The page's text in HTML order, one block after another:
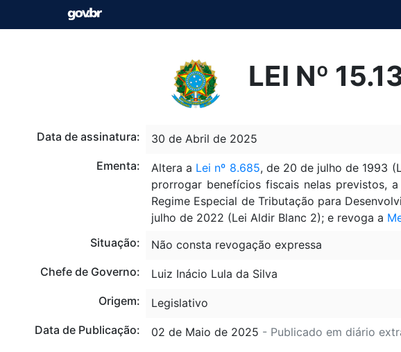
LEI Nº
Data de assinatura:
30 de Abril de 2025
Ementa:
Altera a Lei nº 8.685, de 20 de julho de 1993
prorrogar benefícios fiscais nelas previstos, a
Regime Especial de Tributação para
julho de 2022 (Lei Aldir Blanc 2); e revoga a
Situação:
Não consta revogação expressa
Chefe de Governo:
Luiz Inácio Lula da Silva
Origem:
Legislativo
Data de Publicação:
02 de Maio de 2025 - Publicado em diário